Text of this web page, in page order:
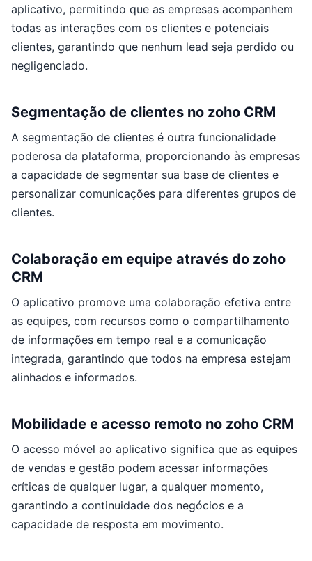
aplicativo, permitindo que as empresas acompanhem
todas as interações com os clientes e potenciais
clientes, garantindo que nenhum lead seja perdido ou
negligenciado.
Segmentação de clientes no zoho CRM
A segmentação de clientes é outra funcionalidade
poderosa da plataforma, proporcionando às empresas
a capacidade de segmentar sua base de clientes e
personalizar comunicações para diferentes grupos de
clientes.
Colaboração em equipe através do zoho
CRM
O aplicativo promove uma colaboração efetiva entre
as equipes, com recursos como o compartilhamento
de informações em tempo real e a comunicação
integrada, garantindo que todos na empresa estejam
alinhados e informados.
Mobilidade e acesso remoto no zoho CRM
O acesso móvel ao aplicativo significa que as equipes
de vendas e gestão podem acessar informações
críticas de qualquer lugar, a qualquer momento,
garantindo a continuidade dos negócios e a
capacidade de resposta em movimento.